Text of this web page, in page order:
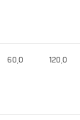
60,0 120,0